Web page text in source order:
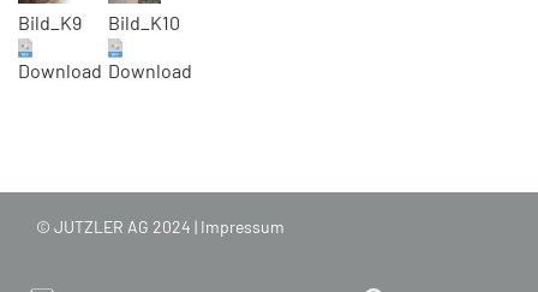
Bild_K9
Download
Bild_K10
Download
© JUTZLER AG 2024 | Impressum